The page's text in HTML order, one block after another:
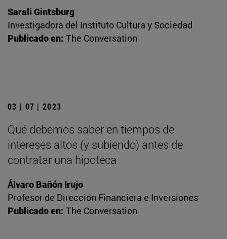
Sarali Gintsburg
Investigadora del Instituto Cultura y Sociedad
Publicado en: The Conversation
03 | 07 | 2023
Qué debemos saber en tiempos de
intereses altos (y subiendo) antes de
contratar una hipoteca
Álvaro Bañón Irujo
Profesor de Dirección Financiera e Inversiones
Publicado en: The Conversation